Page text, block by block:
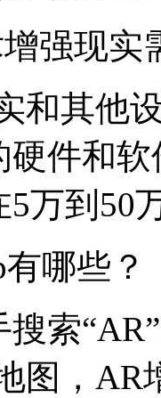
强现实
和其他
硬件和
万到50
哪些？
索
图，AR